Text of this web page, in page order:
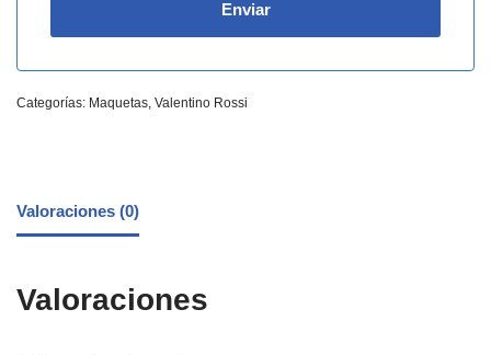
Categorías: Maquetas, Valentino Rossi
Valoraciones (0)
Valoraciones